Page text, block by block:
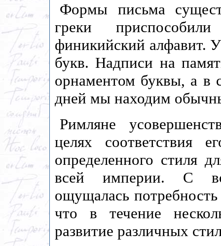
Формы письма
греки
финикийский алфавит.
букв. Надписи на
орнаментом буквы, а в
дней мы находим
Римляне
целях соответствия
определенного стиля
всей империи. С
ощущалась
что в течение
развитие различных